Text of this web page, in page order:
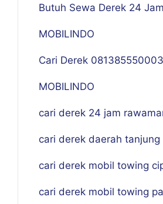
Butuh Sewa Derek 24
MOBILINDO
Cari Derek 081385550003
MOBILINDO
cari derek 24 jam
cari derek daerah
cari derek mobil towing
cari derek mobil towing